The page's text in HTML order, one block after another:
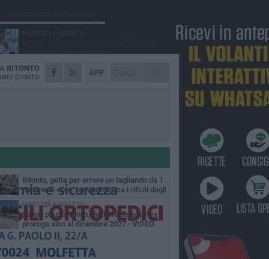
APP
BITONTO
QUINTO
rapina in un bar di Bitonto
DOMENICA 2 AGOSTO
Fratelli d'Italia Bitonto: «Vicinanza alla
Parcheggio interrato in piazza Marconi, SI:
MARTEDÌ 4 AGOSTO
Bitonto, getta per errore un tagliando da 1
milione di euro: recuperato tra i rifiuti dagli
SANB
MARTEDÌ 4 AGOSTO
Lavori piazza Moro, dal Ministero arriva
proroga sino al dicembre 2027 - VIDEO